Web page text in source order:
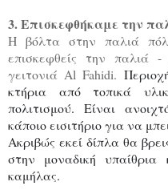
3. Επισκεφθήκαμε την
H βόλτα στην παλιά
επισκεφθείς την παλιά
γειτονιά Al Fahidi.
κτήρια από τοπικά
πολιτισμού. Είναι
κάποιο εισιτήριο για να
Ακριβώς εκεί δίπλα θα
στην μοναδική
καμήλας.